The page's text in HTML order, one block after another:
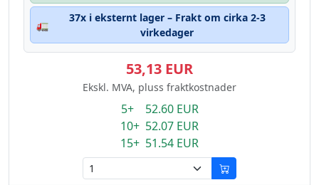
🚛
37x i eksternt lager – Frakt om cirka 2-3
virkedager
53,13 EUR
Ekskl. MVA, pluss fraktkostnader
5+ 52.60 EUR
10+ 52.07 EUR
15+ 51.54 EUR